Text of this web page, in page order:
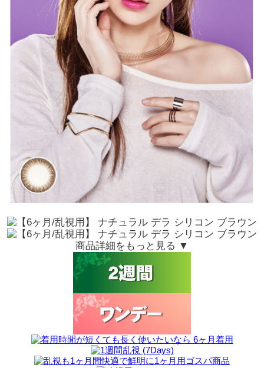
商品詳細をもっと見る ▼